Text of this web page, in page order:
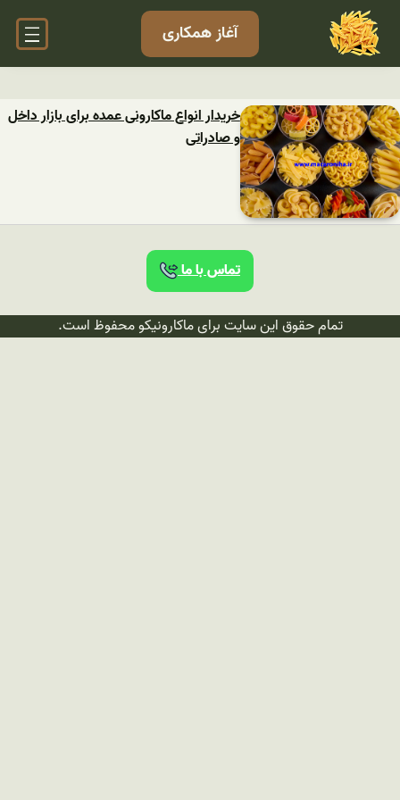
آغاز همکاری
خریدار انواع ماکارونی عمده برای بازار داخل
و صادراتی
تماس با ما
تمام حقوق این سایت برای ماکارونیکو محفوظ است.